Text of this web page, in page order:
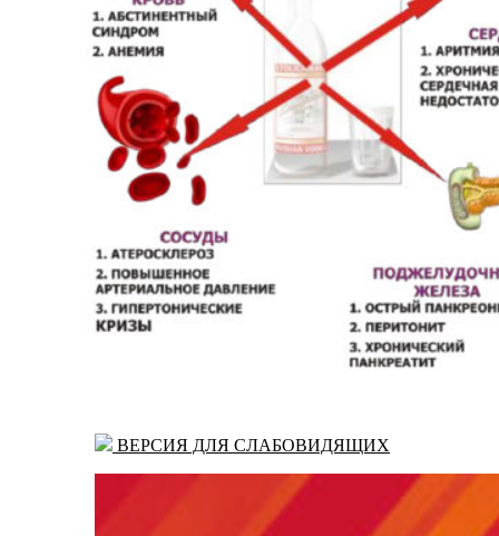
ВЕРСИЯ ДЛЯ СЛАБОВИДЯЩИХ